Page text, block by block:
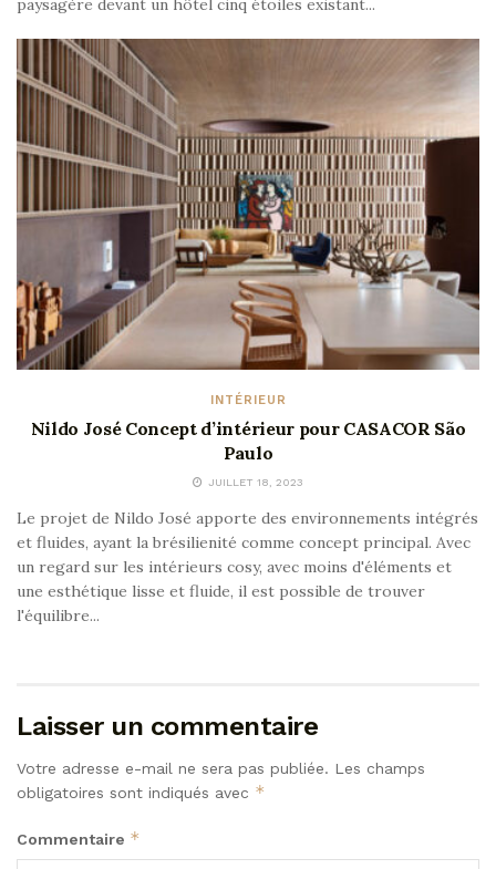
paysagère devant un hôtel cinq étoiles existant...
INTÉRIEUR
Nildo José Concept d’intérieur pour CASACOR São
Paulo
JUILLET 18, 2023
Le projet de Nildo José apporte des environnements intégrés
et fluides, ayant la brésilienité comme concept principal. Avec
un regard sur les intérieurs cosy, avec moins d'éléments et
une esthétique lisse et fluide, il est possible de trouver
l'équilibre...
Laisser un commentaire
Votre adresse e-mail ne sera pas publiée. Les champs
obligatoires sont indiqués avec *
Commentaire *